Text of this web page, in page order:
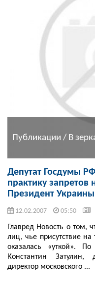
Публикации / В
Депутат Госдумы
практику запретов
Президент Украины
12.02.2007 05:50
Главред Новость о том,
лиц, чье присутствие
оказалась «уткой».
Константин Затулин,
директор московского ...